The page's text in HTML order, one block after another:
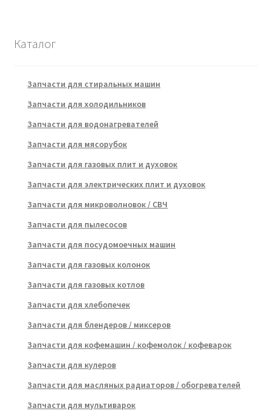
Каталог
Запчасти для стиральных машин
Запчасти для холодильников
Запчасти для водонагревателей
Запчасти для мясорубок
Запчасти для газовых плит и духовок
Запчасти для электрических плит и духовок
Запчасти для микроволновок / СВЧ
Запчасти для пылесосов
Запчасти для посудомоечных машин
Запчасти для газовых колонок
Запчасти для газовых котлов
Запчасти для хлебопечек
Запчасти для блендеров / миксеров
Запчасти для кофемашин / кофемолок / кофеварок
Запчасти для кулеров
Запчасти для масляных радиаторов / обогревателей
Запчасти для мультиварок